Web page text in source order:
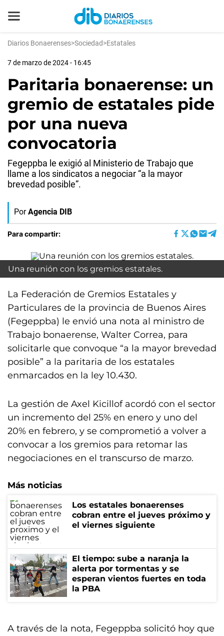
Diarios Bonaerenses>Sociedad>Estatales
7 de marzo de 2024 - 16:45
Paritaria bonaerense: un
gremio de estatales pide
por una nueva
convocatoria
Fegeppba le exigió al Ministerio de Trabajo que
llame a los sindicatos a negociar “a la mayor
brevedad posible”.
Por Agencia DIB
Para compartir:
Una reunión con los gremios estatales.
La Federación de Gremios Estatales y
Particulares de la provincia de Buenos Aires
(Fegeppba) le envió una nota al ministro de
Trabajo bonaerense, Walter Correa, para
solicitarle que convoque “a la mayor brevedad
posible” a la paritaria de los estatales
enmarcados en la ley 10.430.
La gestión de Axel Kicillof acordó con el sector
un incremento del 25% en enero y uno del
20% en febrero, y se comprometió a volver a
convocar a los gremios para retomar las
negociaciones en el transcurso de marzo.
Más noticias
Los estatales bonaerenses
cobran entre el jueves próximo y
el viernes siguiente
El tiempo: sube a naranja la
alerta por tormentas y se
esperan vientos fuertes en toda
la PBA
A través de la nota, Fegeppba solicitó hoy que